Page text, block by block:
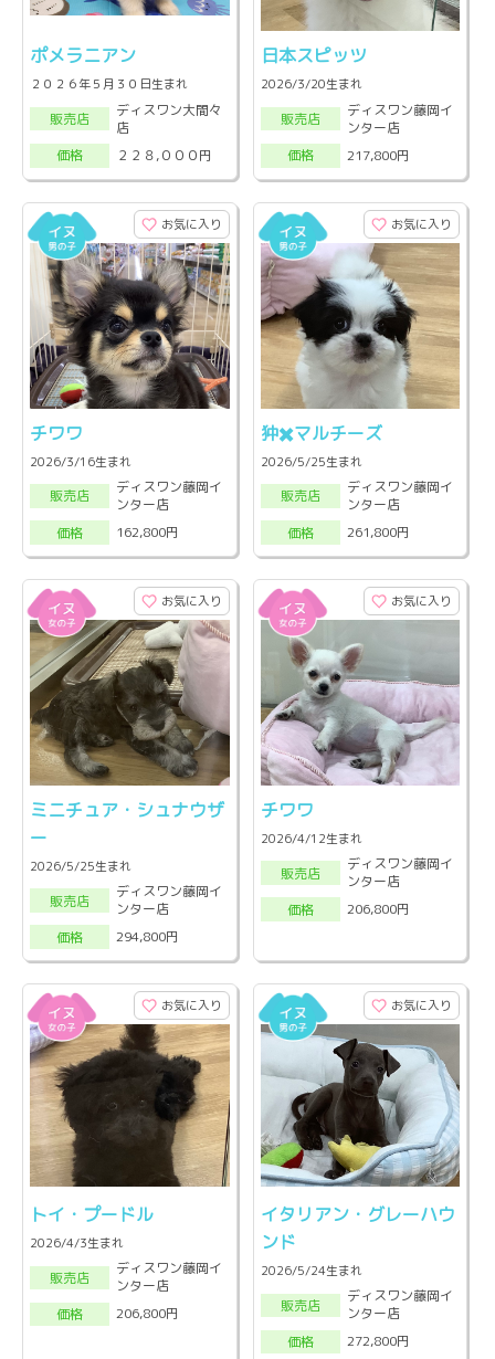
ポメラニアン
２０２６年５月３０日生まれ
販売店
ディスワン大間々
店
価格
２２８,０００円
日本スピッツ
2026/3/20生まれ
販売店
ディスワン藤岡イ
ンター店
価格
217,800円
お気に入り
チワワ
2026/3/16生まれ
販売店
ディスワン藤岡イ
ンター店
価格
162,800円
お気に入り
狆✖️マルチーズ
2026/5/25生まれ
販売店
ディスワン藤岡イ
ンター店
価格
261,800円
お気に入り
ミニチュア・シュナウザ
ー
2026/5/25生まれ
販売店
ディスワン藤岡イ
ンター店
価格
294,800円
お気に入り
チワワ
2026/4/12生まれ
販売店
ディスワン藤岡イ
ンター店
価格
206,800円
お気に入り
トイ・プードル
2026/4/3生まれ
販売店
ディスワン藤岡イ
ンター店
価格
206,800円
お気に入り
イタリアン・グレーハウ
ンド
2026/5/24生まれ
販売店
ディスワン藤岡イ
ンター店
価格
272,800円